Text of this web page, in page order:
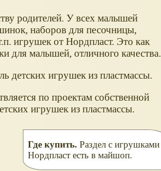
родителей. У всех малышей
наборов для песочницы,
игрушек от Нордпласт. Это как
для малышей, отличного качества.
детских игрушек из пластмассы.
по проектам собственной
игрушек из пластмассы.
Где купить.Раздел с игрушками
Нордпласт есть в майшоп.